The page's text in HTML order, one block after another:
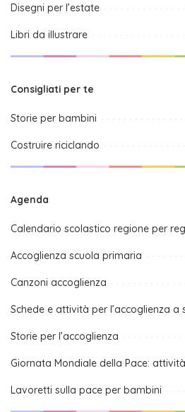
Disegni per l’estate
Libri da illustrare
Consigliati per te
Storie per bambini
Costruire riciclando
Agenda
Calendario scolastico regione per
Accoglienza scuola primaria
Canzoni accoglienza
Schede e attività per l’accoglienza a
Storie per l’accoglienza
Giornata Mondiale della Pace:
Lavoretti sulla pace per bambini